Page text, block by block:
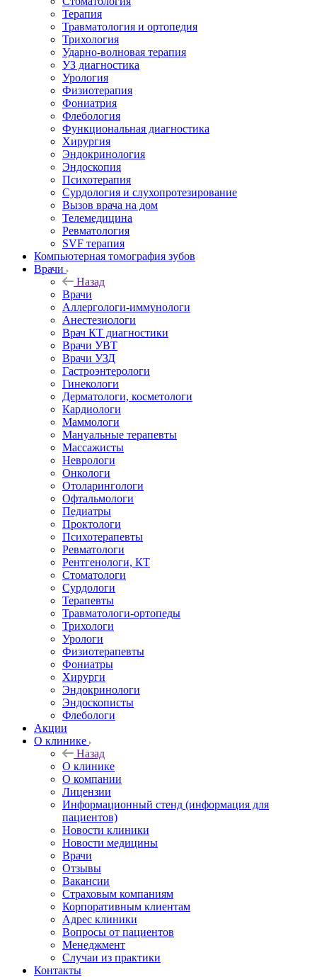
Терапия
Травматология и ортопедия
Трихология
Ударно-волновая терапия
УЗ диагностика
Урология
Физиотерапия
Фониатрия
Флебология
Функциональная диагностика
Хирургия
Эндокринология
Эндоскопия
Психотерапия
Сурдология и слухопротезирование
Вызов врача на дом
Телемедицина
Ревматология
SVF терапия
Компьютерная томография зубов
Врачи
Назад
Врачи
Аллергологи-иммунологи
Анестезиологи
Врач КТ диагностики
Врачи УВТ
Врачи УЗД
Гастроэнтерологи
Гинекологи
Дерматологи, косметологи
Кардиологи
Маммологи
Мануальные терапевты
Массажисты
Неврологи
Онкологи
Отоларингологи
Офтальмологи
Педиатры
Проктологи
Психотерапевты
Ревматологи
Рентгенологи, КТ
Стоматологи
Сурдологи
Терапевты
Травматологи-ортопеды
Трихологи
Урологи
Физиотерапевты
Фониатры
Хирурги
Эндокринологи
Эндоскописты
Флебологи
Акции
О клинике
Назад
О клинике
О компании
Лицензии
Информационный стенд (информация для
пациентов)
Новости клиники
Новости медицины
Врачи
Отзывы
Вакансии
Страховым компаниям
Корпоративным клиентам
Адрес клиники
Вопросы от пациентов
Менеджмент
Случаи из практики
Контакты